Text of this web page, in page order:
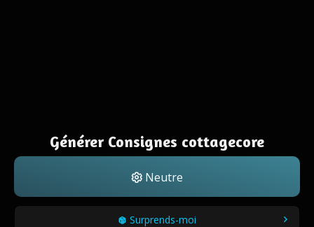
Générer Consignes cottagecore
Neutre
Surprends-moi